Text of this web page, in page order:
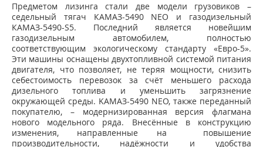
Предметом лизинга стали две модели грузовиков –
седельный тягач КАМАЗ-5490 NEO и газодизельный
КАМАЗ-5490-S5. Последний является новейшим
газодизельным автомобилем, полностью
соответствующим экологическому стандарту «Евро-5».
Эти машины оснащены двухтопливной системой питания
двигателя, что позволяет, не теряя мощности, снизить
себестоимость перевозок за счёт меньшего расхода
дизельного топлива и уменьшить загрязнение
окружающей среды. KAMAЗ-5490 NEO, также переданный
покупателю, – модернизированная версия флагмана
нового модельного ряда. Внесённые в конструкцию
изменения, направленные на повышение
производительности, надёжности и удобства